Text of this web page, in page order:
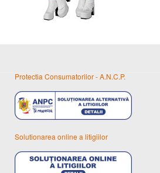
Protectia Consumatorilor - A.N.C.P.
Solutionarea online a litigiilor